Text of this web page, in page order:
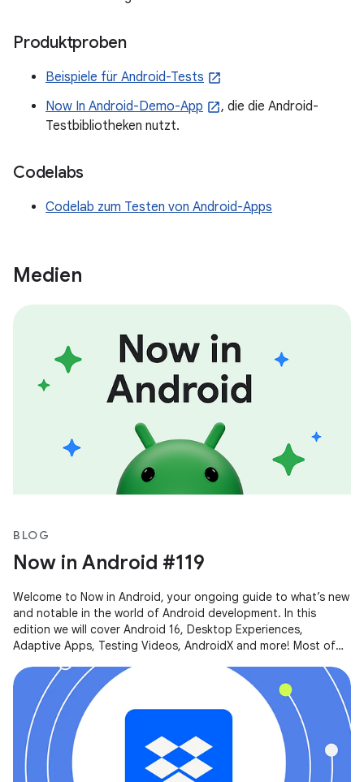
Produktproben
Beispiele für Android-Tests
Now In Android-Demo-App
, die die Android-
Testbibliotheken nutzt.
Codelabs
Codelab zum Testen von Android-Apps
Medien
BLOG
Now in Android #119
Welcome to Now in Android, your ongoing guide to what’s new
and notable in the world of Android development. In this
edition we will cover Android 16, Desktop Experiences,
Adaptive Apps, Testing Videos, AndroidX and more! Most of